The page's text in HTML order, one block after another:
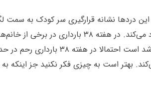
که این دردها نشانه قرارگیری سر کودک به
گاهی سر کودک روی اعصاب لگن قرار می‌گیرد که چنین